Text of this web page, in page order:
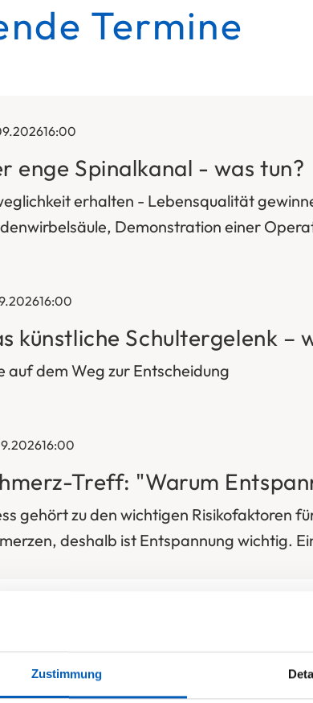
Zustimmung
Termine
16:00
enge Spinalkanal - was tun?
erhalten - Lebensqualität
Demonstration einer
16:00
künstliche Schultergelenk –
auf dem Weg zur Entscheidung
16:00
Treff: "Warum
gehört zu den wichtigen Risikofaktoren
deshalb ist Entspannung wichtig.